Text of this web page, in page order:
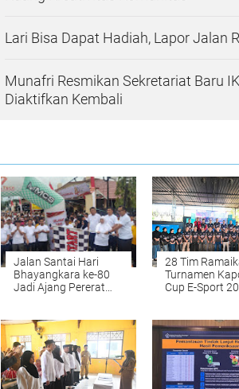
Lari Bisa Dapat Hadiah, Lapor Jalan
Munafri Resmikan Sekretariat Baru
Diaktifkan Kembali
Jalan Santai Hari
Bhayangkara ke-80
Jadi Ajang Pererat
28 Tim
Turnamen
Cup E-Sport